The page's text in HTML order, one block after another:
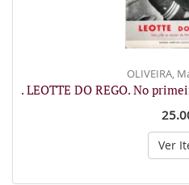
OLIVEIRA,
. LEOTTE DO REGO. No
Ver